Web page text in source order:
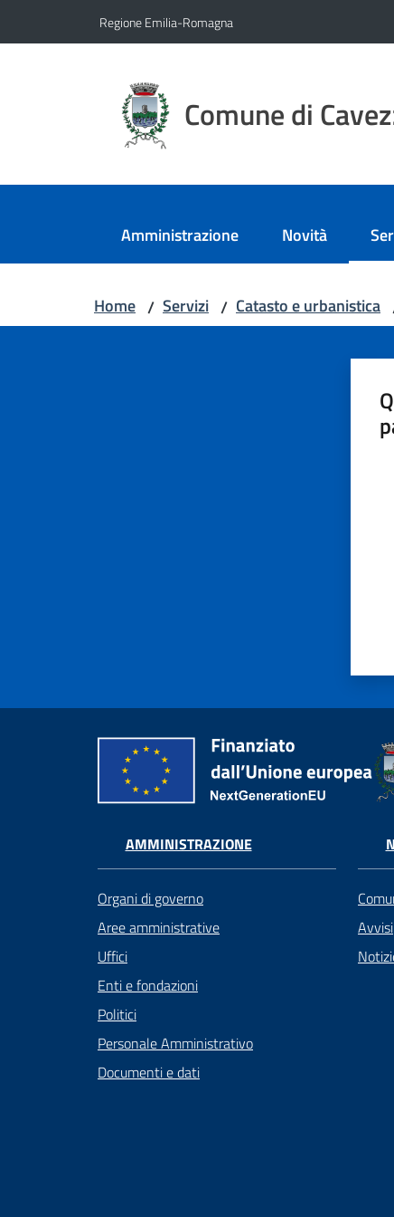
Regione Emilia-Romagna
Comune di
Amministrazione Novità
Home / Servizi / Catasto e urbanistica
AMMINISTRAZIONE
Organi di governo
Aree amministrative
Uffici
Enti e fondazioni
Politici
Personale Amministrativo
Documenti e dati
Avvisi